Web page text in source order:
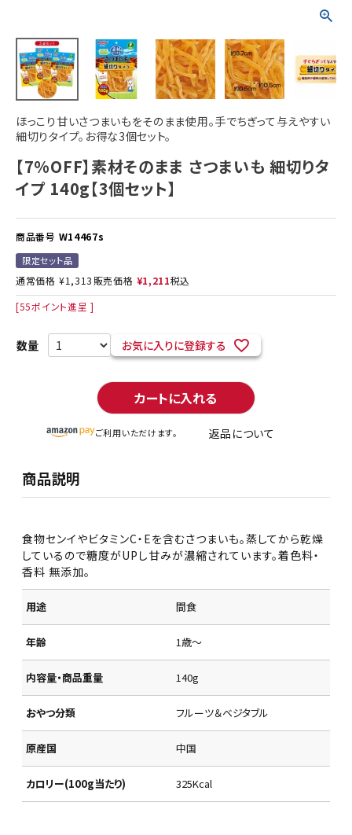
ほっこり甘いさつまいもをそのまま使用。手でちぎって与えやすい
細切りタイプ。お得な3個セット。
【7%OFF】素材そのまま さつまいも 細切りタ
イプ 140g【3個セット】
商品番号 W14467s
限定セット品
通常価格 ¥1,313 販売価格 ¥1,211税込
[55ポイント進呈 ]
お気に入りに登録する
カートに入れる
ご利用いただけます。 返品について
商品説明
食物センイやビタミンC・Eを含むさつまいも。蒸してから乾燥
しているので糖度がUPし甘みが濃縮されています。着色料・
香料 無添加。
用途 間食
年齢 1歳～
内容量・商品重量 140g
おやつ分類 フルーツ＆ベジタブル
原産国 中国
カロリー(100g当たり) 325Kcal